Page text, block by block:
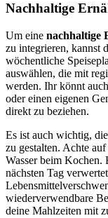
Nachhaltige
Um eine nachhaltige
zu integrieren, kannst
wöchentliche
auswählen, die mit
werden. Ihr könnt
oder einen eigenen
direkt zu beziehen.
Es ist auch wichtig,
zu gestalten. Achte
Wasser beim Kochen.
nächsten Tag
wiederverwendbare
deine Mahlzeiten mit